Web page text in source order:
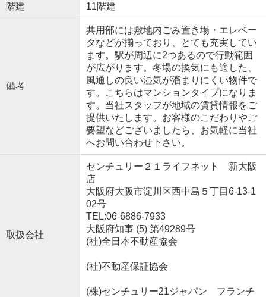
階建 11階建
備考
共用部には敷地内ごみ置き場・エレベー
タなどが揃っており、とても充実してい
ます。駅が周辺に2つあるので行動範囲
が広がります。冬場の換気にも適した、
風通しの良い湿気が溜まりにくい物件で
す。こちらはマンションタイプになりま
す。当社スタッフが地域の賃貸情報をご
提供いたします。お客様のこだわりやご
要望などございましたら、お気軽に当社
へお問い合わせ下さい。
取扱会社
センチュリー２１ライフネット 新大阪
店
大阪府大阪市淀川区西中島５丁目6-13-1
02号
TEL:06-6886-7933
大阪府知事 (5) 第49289号
(社)全日本不動産協会
(社)不動産保証協会
(株)センチュリー21ジャパン フランチ